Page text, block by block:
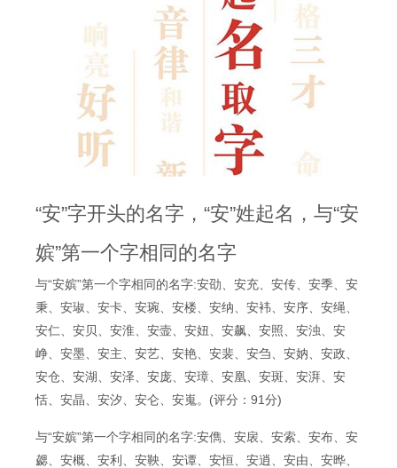
“安”字开头的名字，“安”姓起名，与“安
嫔”第一个字相同的名字
与“安嫔”第一个字相同的名字:安劭、安充、安传、安季、安
秉、安琡、安卡、安琬、安楼、安纳、安袆、安序、安绳、
安仁、安贝、安淮、安壸、安妞、安飙、安照、安浊、安
峥、安墨、安主、安艺、安艳、安裴、安刍、安妠、安政、
安仓、安湖、安泽、安庞、安璋、安凰、安斑、安湃、安
恬、安晶、安汐、安仑、安嵬。(评分：91分)
与“安嫔”第一个字相同的名字:安儁、安扆、安索、安布、安
勰、安概、安利、安鞅、安谭、安恒、安逍、安由、安晔、